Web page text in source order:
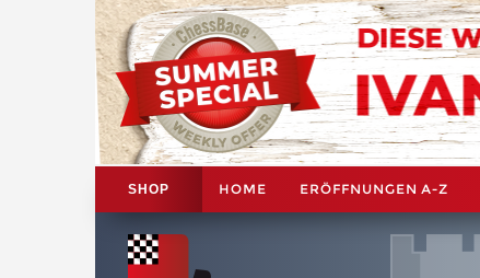
SHOP HOME ERÖFFNUNGEN A-Z